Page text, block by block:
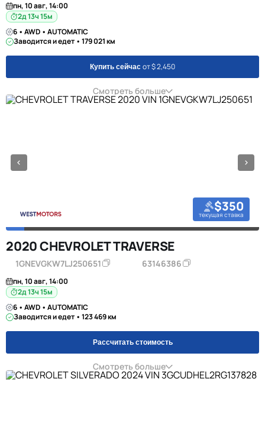
пн, 10 авг, 14:00
2д 13ч 15м
6 • AWD • AUTOMATIC
Заводится и едет • 179 021 км
Купить сейчас от $ 2,450
Смотреть больше
$350
текущая ставка
2020 CHEVROLET TRAVERSE
1GNEVGKW7LJ250651 63146386
пн, 10 авг, 14:00
2д 13ч 15м
6 • AWD • AUTOMATIC
Заводится и едет • 123 469 км
Рассчитать стоимость
Смотреть больше